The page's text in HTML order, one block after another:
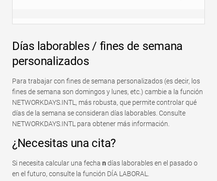
Días laborables / fines de semana
personalizados
Para trabajar con fines de semana personalizados (es decir, los
fines de semana son domingos y lunes, etc.) cambie a la función
NETWORKDAYS.INTL, más robusta, que permite controlar qué
días de la semana se consideran días laborables. Consulte
NETWORKDAYS.INTL para obtener más información.
¿Necesitas una cita?
Si necesita calcular una fecha n días laborables en el pasado o
en el futuro, consulte la función DÍA LABORAL.